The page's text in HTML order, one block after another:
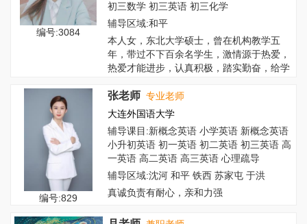
编号:3084
初三数学 初三英语 初三化学
辅导区域:和平
本人女，东北大学硕士，曾在机构教学五
年，带过不下百余名学生，激情源于热爱，
热爱才能进步，认真积极，踏实勤奋，给学
编号:829
张老师 专业老师
大连外国语大学
辅导课目:新概念英语 小学英语 新概念英语
小升初英语 初一英语 初二英语 初三英语 高
一英语 高二英语 高三英语 心理疏导
辅导区域:沈河 和平 铁西 苏家屯 于洪
真诚负责有耐心，亲和力强